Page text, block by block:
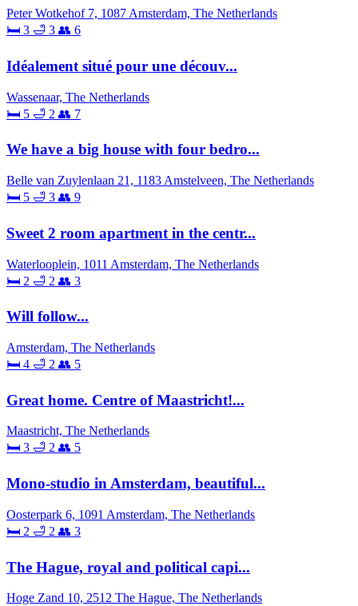
Peter Wotkehof 7, 1087 Amsterdam, The Netherlands
🛏 3 🛁 3 👥 6
Idéalement situé pour une découv...
Wassenaar, The Netherlands
🛏 5 🛁 2 👥 7
We have a big house with four bedro...
Belle van Zuylenlaan 21, 1183 Amstelveen, The Netherlands
🛏 5 🛁 3 👥 9
Sweet 2 room apartment in the centr...
Waterlooplein, 1011 Amsterdam, The Netherlands
🛏 2 🛁 2 👥 3
Will follow...
Amsterdam, The Netherlands
🛏 4 🛁 2 👥 5
Great home. Centre of Maastricht!...
Maastricht, The Netherlands
🛏 3 🛁 2 👥 5
Mono-studio in Amsterdam, beautiful...
Oosterpark 6, 1091 Amsterdam, The Netherlands
🛏 2 🛁 2 👥 3
The Hague, royal and political capi...
Hoge Zand 10, 2512 The Hague, The Netherlands